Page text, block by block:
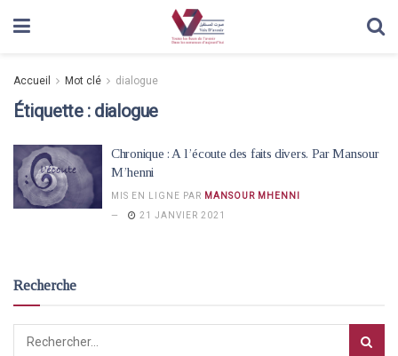
Accueil Mot clé dialogue
Étiquette : dialogue
Chronique : A l’écoute des faits divers. Par Mansour
M’henni
MIS EN LIGNE PAR MANSOUR MHENNI
21 JANVIER 2021
Recherche